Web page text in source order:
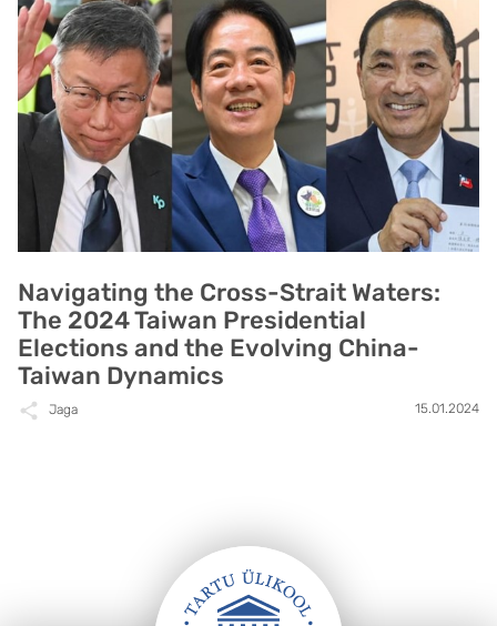
Navigating the Cross-Strait Waters:
The 2024 Taiwan Presidential
Elections and the Evolving China-
Taiwan Dynamics
Jaga 15.01.2024